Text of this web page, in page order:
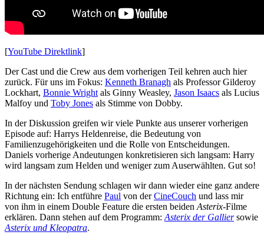
[YouTube Direktlink]
Der Cast und die Crew aus dem vorherigen Teil kehren auch hier
zurück. Für uns im Fokus: Kenneth Branagh als Professor Gilderoy
Lockhart, Bonnie Wright als Ginny Weasley, Jason Isaacs als Lucius
Malfoy und Toby Jones als Stimme von Dobby.
In der Diskussion greifen wir viele Punkte aus unserer vorherigen
Episode auf: Harrys Heldenreise, die Bedeutung von
Familienzugehörigkeiten und die Rolle von Entscheidungen.
Daniels vorherige Andeutungen konkretisieren sich langsam: Harry
wird langsam zum Helden und weniger zum Auserwählten. Gut so!
In der nächsten Sendung schlagen wir dann wieder eine ganz andere
Richtung ein: Ich entführe Paul von derCineCouch und lass mir
von ihm in einem Double Feature die ersten beiden Asterix-Filme
erklären. Dann stehen auf dem Programm: Asterix der Galliersowie
Asterix und Kleopatra.